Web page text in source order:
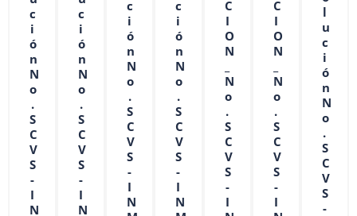
c
i
ó
n
N
o
.
S
C
V
S
-
I
N
c
i
ó
n
N
o
.
S
C
V
S
-
I
N
c
i
ó
n
N
o
.
S
C
V
S
-
I
N
c
i
ó
n
N
o
.
S
C
V
S
-
I
N
C
I
O
N
N
o
.
S
C
V
S
-
I
C
I
O
N
N
o
.
S
C
V
S
-
I
l
u
c
i
ó
n
N
o
.
S
C
V
S
-